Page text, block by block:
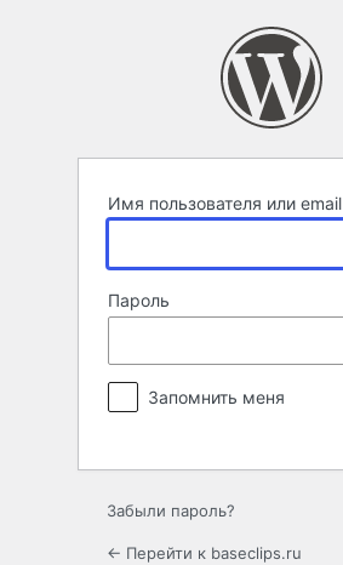
Имя пользователя или email
Пароль
Запомнить меня
Забыли пароль?
← Перейти к baseclips.ru